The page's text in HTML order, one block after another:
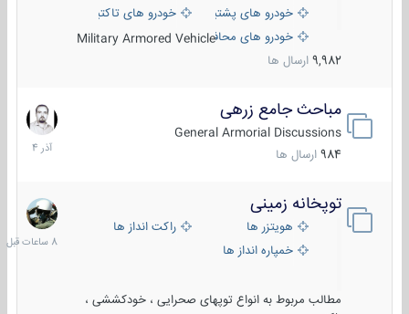
خودرو های پشتیبانی آتش ، شناسایی و ضد تانک
خودرو های تاکتیکی نظامی
خودرو های محافظت شدهMilitary Armored Vehicle
9,982 ارسال ها
مباحث جامع زرهی
General Armorial Discussions
984 ارسال ها
7
آذر
1404
توپخانه زمینی
هویتزر ها
راکت انداز ها
خمپاره انداز ها
مطالب مربوط به انواع توپهای صحرایی ، خودکششی ،
8
ساعات
قبل